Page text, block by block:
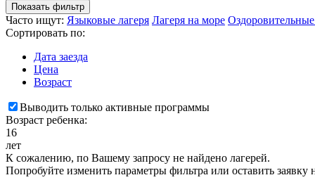
Показать фильтр
Часто ищут: Языковые лагеря Лагеря на море Оздоровительные
Сортировать по:
Дата заезда
Цена
Возраст
Выводить только активные программы
Возраст ребенка:
16
лет
К сожалению, по Вашему запросу не найдено лагерей.
Попробуйте изменить параметры фильтра или оставить